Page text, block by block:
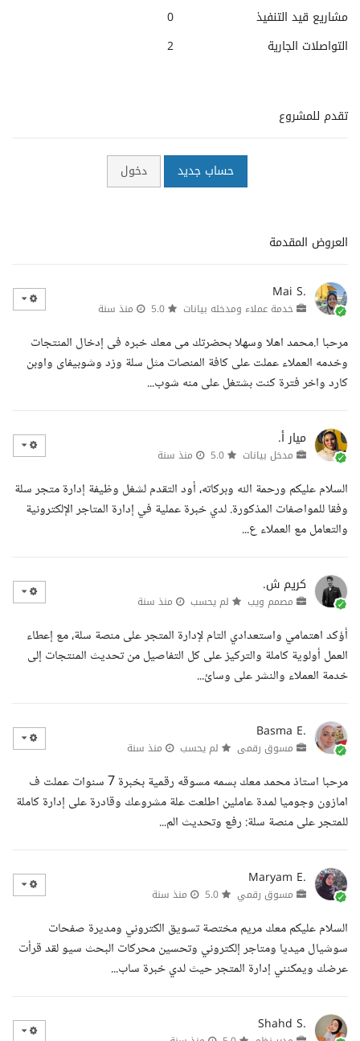
مشاريع قيد التنفيذ
0
التواصلات الجارية
2
تقدم للمشروع
حساب جديد دخول
العروض المقدمة
Mai S.
خدمة عملاء ومدخله بيانات منذ سنة
مرحبا ا.محمد اهلا وسهلا بحضرتك مى معك خبره فى إدخال المنتجات
وخدمه العملاء عملت على كافة المنصات مثل سلة وزد وشوبيفاى واوبن
كارد واخر فترة كنت بشتغل على منه شوب...
ميار أ.
مدخل بيانات منذ سنة
السلام عليكم ورحمة الله وبركاته، أود التقدم لشغل وظيفة إدارة متجر سلة
وفقا للمواصفات المذكورة. لدي خبرة عملية في إدارة المتاجر الإلكترونية
والتعامل مع العملاء ع...
كريم ش.
مصمم ويب لم يحسب منذ سنة
أؤكد اهتمامي واستعدادي التام لإدارة المتجر على منصة سلة، مع إعطاء
العمل أولوية كاملة والتركيز على كل التفاصيل من تحديث المنتجات إلى
خدمة العملاء والنشر على وسائ...
Basma E.
مسوق رقمى لم يحسب منذ سنة
مرحبا استاذ محمد معك بسمه مسوقه رقمية بخبرة 7 سنوات عملت ف
امازون وجوميا لمدة عاملين اطلعت علة مشروعك وقادرة على إدارة كاملة
للمتجر على منصة سلة: رفع وتحديث الم...
Maryam E.
مسوق رقمي منذ سنة
السلام عليكم معك مريم مختصة تسويق الكتروني ومديرة صفحات
سوشيال ميديا ومتاجر إلكتروني وتحسين محركات البحث سيو لقد قرأت
عرضك ويمكنني إدارة المتجر حيث لدي خبرة ساب...
Shahd S.